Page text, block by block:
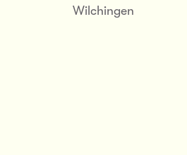
Wilchingen